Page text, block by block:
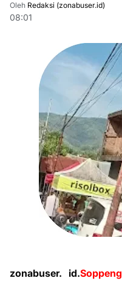
Oleh Redaksi (zonabuser.id)
08:01
zonabuser. id.Soppeng